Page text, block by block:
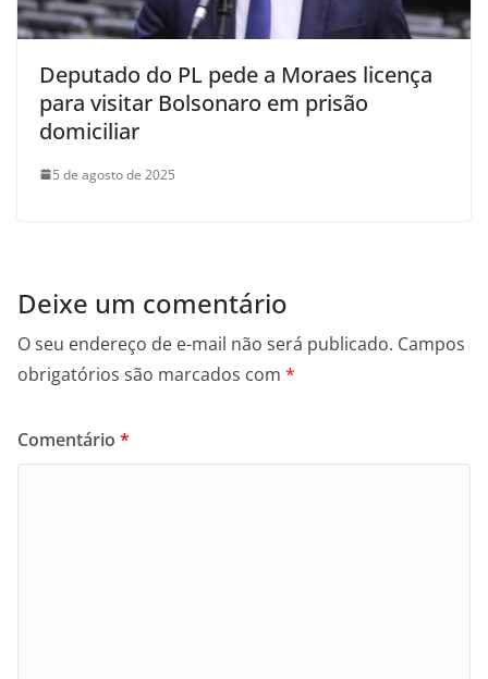
Deputado do PL pede a Moraes licença
para visitar Bolsonaro em prisão
domiciliar
5 de agosto de 2025
Deixe um comentário
O seu endereço de e-mail não será publicado. Campos
obrigatórios são marcados com *
Comentário *